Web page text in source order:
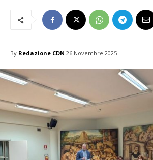
By Redazione CDN 26 Novembre 2025